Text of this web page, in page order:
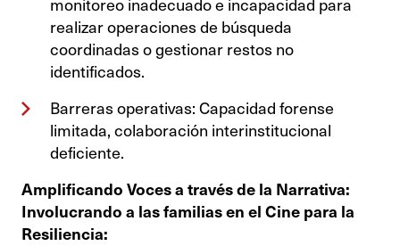
realizar operaciones de búsqueda
coordinadas o gestionar restos no
identificados.
Barreras operativas: Capacidad forense
limitada, colaboración interinstitucional
deficiente.
Amplificando Voces a través de la Narrativa:
Involucrando a las familias en el Cine para la
Resiliencia: